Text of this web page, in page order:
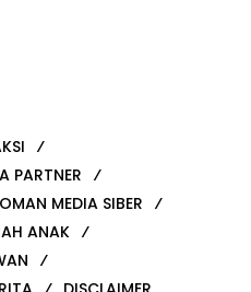
PARTNER
MEDIA SIBER
ANAK